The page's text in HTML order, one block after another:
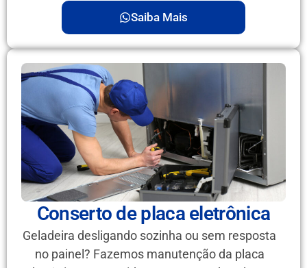
Saiba Mais
Conserto de placa eletrônica
Geladeira desligando sozinha ou sem resposta
no painel? Fazemos manutenção da placa